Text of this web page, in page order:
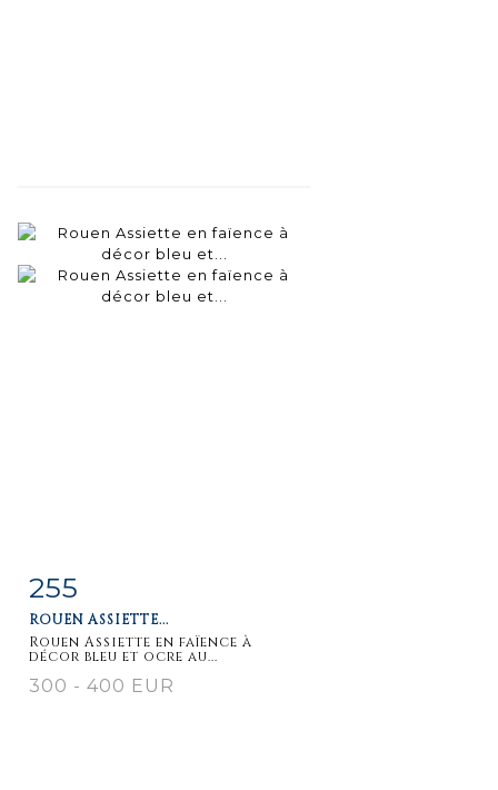
Item detail
255
ROUEN ASSIETTE...
Rouen Assiette en faïence à
décor bleu et ocre au...
300 - 400 EUR